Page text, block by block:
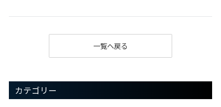
一覧へ戻る
カテゴリー